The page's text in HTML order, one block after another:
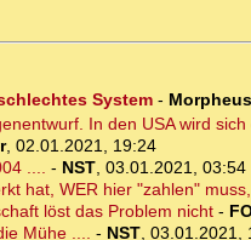
System- Morpheus
In den USA wird
, 02.01.2021, 19:24
.... - NST, 03.01.2021, 03:54
hat, WER hier "zahlen"
löst das Problem nicht-
Mühe .... - NST, 03.01.2021,